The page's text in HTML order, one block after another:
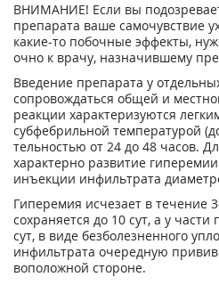
ВНИМАНИЕ! Если вы
препарата ваше самочувствие
какие-то побочные эффекты,
очно к врачу, назначившему
Введение препарата у
сопровождаться общей и
реакции характеризуются
субфебрильной температурой
тельностью от 24 до 48 часов.
характерно развитие
инъекции инфильтрата
Гиперемия исчезает в течение
сохраняется до 10 сут, а у
сут, в виде безболезненного
инфильтрата очередную
воположной стороне.